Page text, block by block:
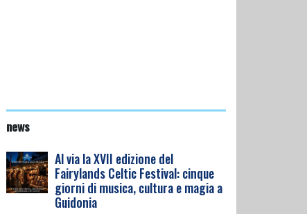
news
Al via la XVII edizione del
Fairylands Celtic Festival: cinque
giorni di musica, cultura e magia a
Guidonia